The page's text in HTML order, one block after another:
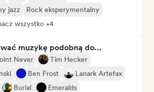
jazz
Rock eksperymentalny
wszystko +4
muzykę podobną do…
Never
Tim Hecker
Ben Frost
Lanark Artefax
Burial
Emeralds